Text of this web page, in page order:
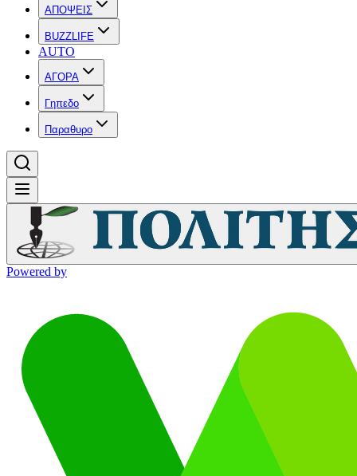
ΑΠΟΨΕΙΣ
BUZZLIFE
AUTO
ΑΓΟΡΑ
Γηπεδο
Παραθυρο
Powered by